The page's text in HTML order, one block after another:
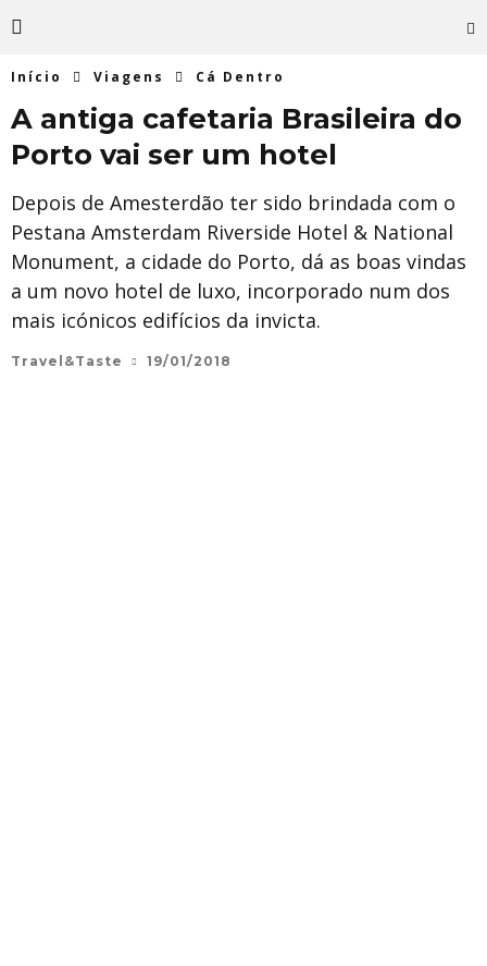
Início Viagens Cá Dentro
A antiga cafetaria Brasileira do
Porto vai ser um hotel
Depois de Amesterdão ter sido brindada com o
Pestana Amsterdam Riverside Hotel & National
Monument, a cidade do Porto, dá as boas vindas
a um novo hotel de luxo, incorporado num dos
mais icónicos edifícios da invicta.
Travel&Taste 19/01/2018